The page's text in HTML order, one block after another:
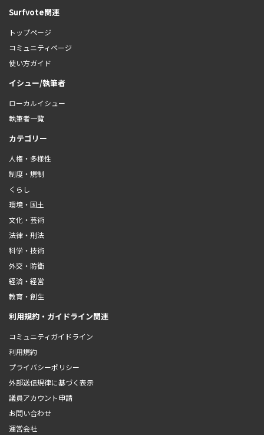
Surfvote関連
トップページ
コミュニティページ
使い方ガイド
イシュー/執筆者
ローカルイシュー
執筆者一覧
カテゴリー
人権・多様性
制度・規制
くらし
環境・国土
文化・芸術
法律・刑法
科学・技術
外交・防衛
経済・経営
教育・創生
利用規約・ガイドライン関連
コミュニティガイドライン
利用規約
プライバシーポリシー
外部送信規律に基づく表示
議員アカウント申請
お問い合わせ
運営会社